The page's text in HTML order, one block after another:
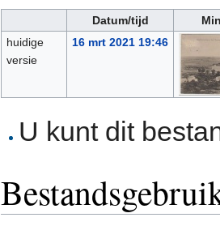
Datum/tijd
huidige
versie
16 mrt 2021 19:46
U kunt dit